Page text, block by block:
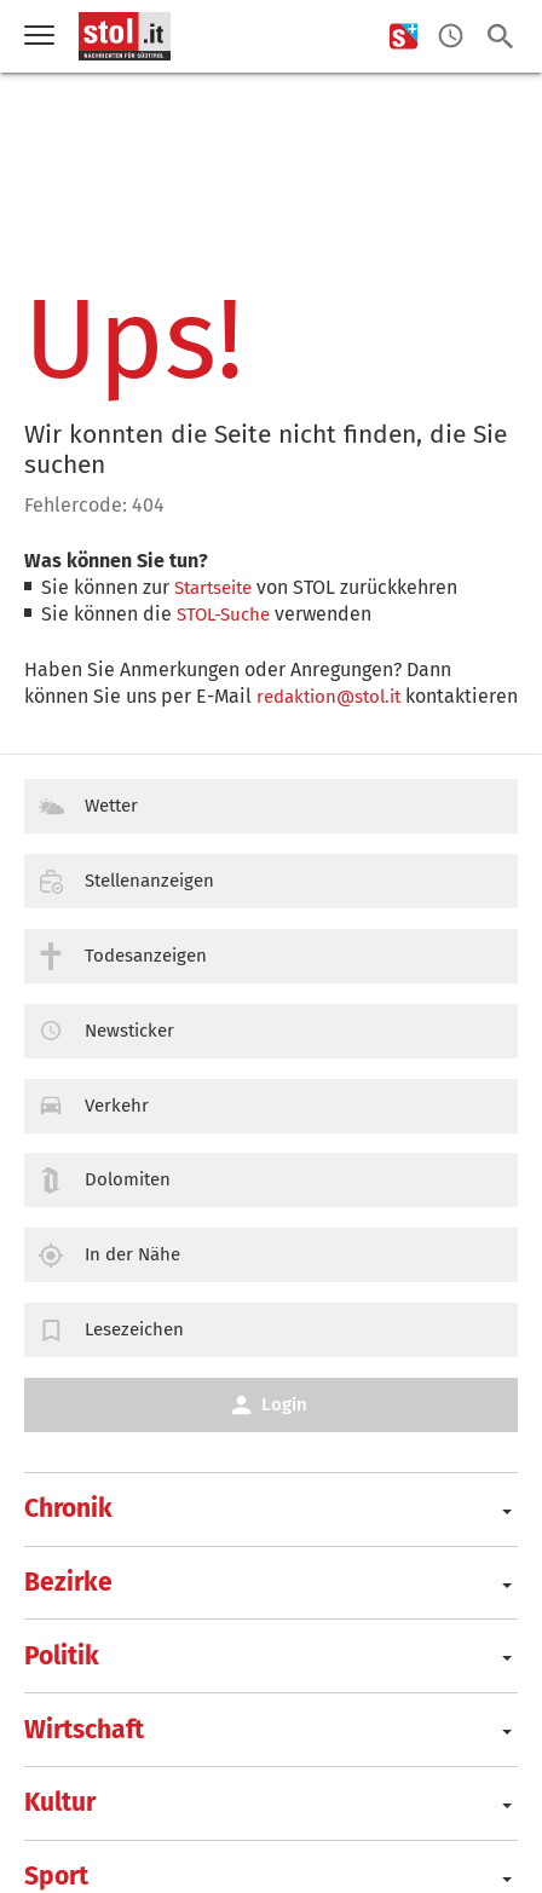
Ups!
Wir konnten die Seite nicht finden, die Sie
suchen
Fehlercode: 404
Was können Sie tun?
Sie können zurStartseite von STOL zurückkehren
Sie können dieSTOL-Suche verwenden
Haben Sie Anmerkungen oder Anregungen? Dann
können Sie uns per E-Mail redaktion@stol.itkontaktieren
Chronik
Bezirke
Politik
Wirtschaft
Kultur
Sport
Wetter
Stellenanzeigen
Todesanzeigen
Newsticker
Verkehr
Dolomiten
In der Nähe
Lesezeichen
Login